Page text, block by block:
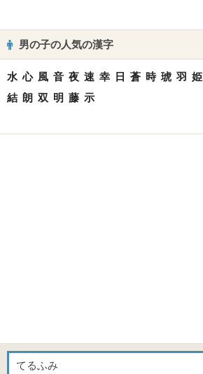
男の子の人気の漢字
水 心 風 音 夜 速 幸 日 蒼 時 琥 羽 姫
結 朗 双 明 藤 示